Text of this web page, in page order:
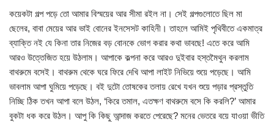
কয়েকটা গল্প পড়ে তো আমার বিস্ময়ের আর সীমা রইল না। সেই গল্পগুলোতে ছিল মা
ছেলের, বাবা মেয়ের আর ভাই বোনের ইনসেসট কাহিনী। তাহলে আমিই পৃথিবীতে একমাত্র
ব্যাক্তি নই যে কিনা তার নিজের বড় বোনকে ভোগ করার কথা ভাবছে! এতে করে আমি
আরও উত্তেজিত হয়ে উঠলাম। আপাকে কল্পনা করে আরও দুইবার হস্তমৈথুন করলাম
বাথরুমে বসেই। বাথরুম থেকে ঘরে ফিরে দেখি আপা লাইট নিভিয়ে শুয়ে পড়েছে। আমি
ভাবলাম আপা ঘুমিয়ে পড়েছে। বই দুটো তোষকের তলায় রেখে যখন শুয়ে পড়ার প্রস্তুতি
নিচ্ছি ঠিক তখন আপা বলে উঠল, ‘কিরে তমাল, এতক্ষণ বাথরুমে বসে কি করলি?’ আমার
বুকটা ধক করে উঠল। আপু কি কিছু আন্দাজ করতে পেরেছে? মনের ভেতরে বয়ে যাওয়া ভীতি